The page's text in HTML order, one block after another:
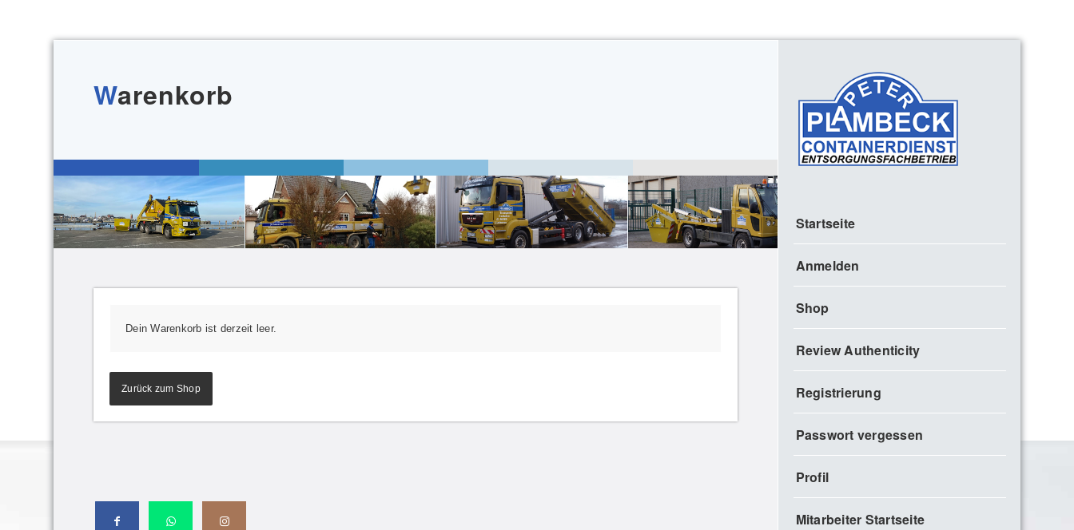
Startseite
Anmelden
Shop
Review Authenticity
Registrierung
Passwort vergessen
Profil
Mitarbeiter Startseite
Warenkorb
Dein Warenkorb ist derzeit leer.
Zurück zum Shop